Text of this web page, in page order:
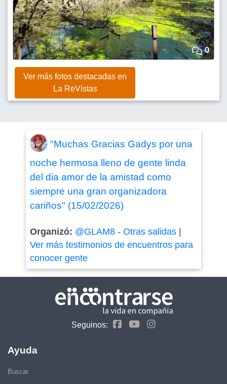
0
Ver más fotos destacadas en
La ReVistas
"Muchas Gracias Gadys por una
noche hermosa lleno de gente linda
del dia amor de la amistad como
siempre una gran organizadora
cariños" (15/02/2026)
Organizó: @GLAM8- Otras salidas|
Ver más testimonios de encuentros para
conocer gente
Seguinos:
Ayuda
Buscar